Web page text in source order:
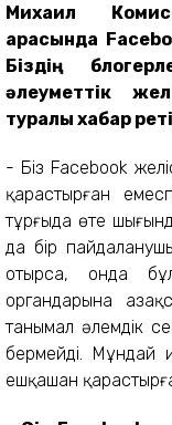
Михаил
арасында
Біздің
әлеуметтік
туралы хабар
- Біз Facebook
қарастырған
тұрғыда өте
да бір
отырса, онда
органдарына
танымал әлемдік
бермейді. Мұндай
ешқашан